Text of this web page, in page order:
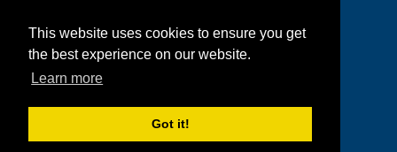
This website uses cookies to ensure you get
the best experience on our website.
Learn more
Got it!